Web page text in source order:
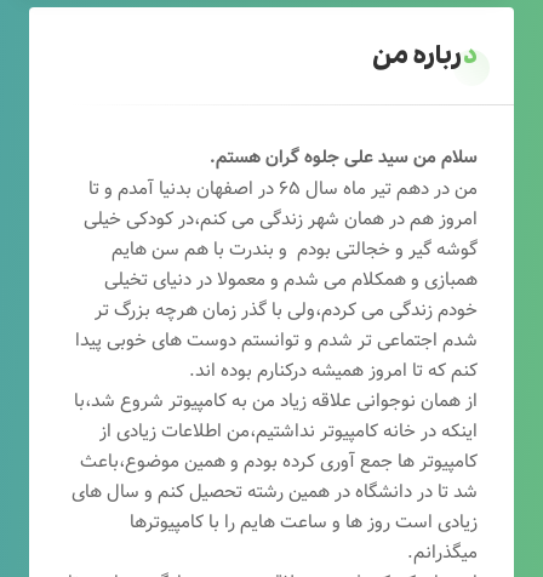
درباره من
سلام من سید علی جلوه گران هستم.
من در دهم تیر ماه سال ۶۵ در اصفهان بدنیا آمدم و تا
امروز هم در همان شهر زندگی می کنم،در کودکی خیلی
گوشه گیر و خجالتی بودم و بندرت با هم سن هایم
همبازی و همکلام می شدم و معمولا در دنیای تخیلی
خودم زندگی می کردم،ولی با گذر زمان هرچه بزرگ تر
شدم اجتماعی تر شدم و توانستم دوست های خوبی پیدا
کنم که تا امروز همیشه درکنارم بوده اند.
از همان نوجوانی علاقه زیاد من به کامپیوتر شروع شد،با
اینکه در خانه کامپیوتر نداشتیم،من اطلاعات زیادی از
کامپیوتر ها جمع آوری کرده بودم و همین موضوع،باعث
شد تا در دانشگاه در همین رشته تحصیل کنم و سال های
زیادی است روز ها و ساعت هایم را با کامپیوترها
میگذرانم.